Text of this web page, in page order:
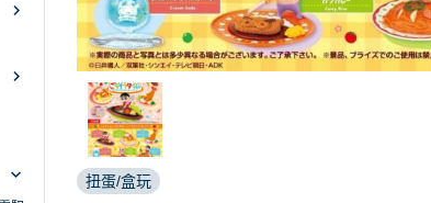
扭蛋/盒玩